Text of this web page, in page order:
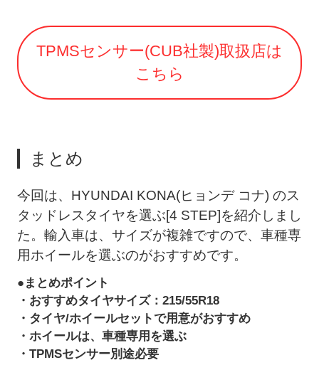
TPMSセンサー(CUB社製)取扱店は
こちら
まとめ
今回は、HYUNDAI KONA(ヒョンデ コナ) のス
タッドレスタイヤを選ぶ[4 STEP]を紹介しまし
た。輸入車は、サイズが複雑ですので、車種専
用ホイールを選ぶのがおすすめです。
●まとめポイント
・おすすめタイヤサイズ： 215/55R18
・タイヤ/ホイールセットで用意がおすすめ
・ ホイールは、車種専用を選ぶ
・TPMSセンサー別途必要